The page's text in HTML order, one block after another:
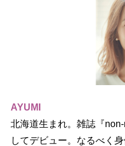
AYUMI
北海道生まれ。雑誌『
してデビュー。なるべく